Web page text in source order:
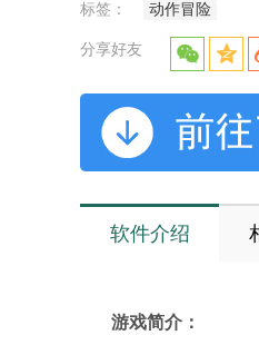
标签： 动作冒险
分享好友
软件介绍
游戏简介：